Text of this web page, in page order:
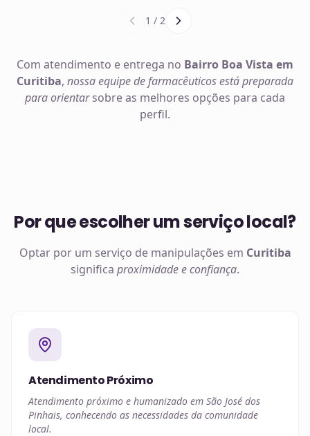
1 / 2
Com atendimento e entrega no Bairro Boa Vista em
Curitiba, nossa equipe de farmacêuticos está preparada
para orientarsobre as melhores opções para cada
perfil.
Por que escolher um serviço local?
Optar por um serviço de manipulações em Curitiba
significa proximidade e confiança.
Atendimento Próximo
Atendimento próximo e humanizado em São José dos
Pinhais, conhecendo as necessidades da comunidade
local.